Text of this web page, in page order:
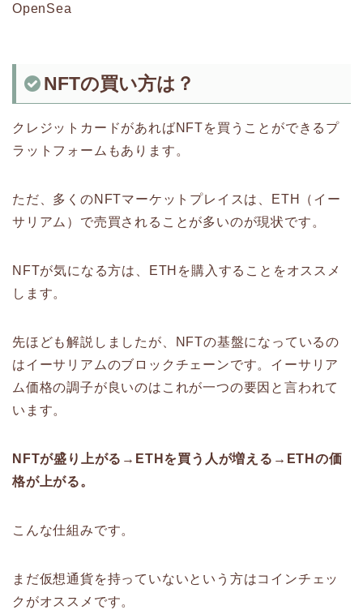
OpenSea
NFTの買い方は？
クレジットカードがあればNFTを買うことができるプ
ラットフォームもあります。
ただ、多くのNFTマーケットプレイスは、ETH（イー
サリアム）で売買されることが多いのが現状です。
NFTが気になる方は、ETHを購入することをオススメ
します。
先ほども解説しましたが、NFTの基盤になっているの
はイーサリアムのブロックチェーンです。イーサリア
ム価格の調子が良いのはこれが一つの要因と言われて
います。
NFTが盛り上がる→ETHを買う人が増える→ETHの価
格が上がる。
こんな仕組みです。
まだ仮想通貨を持っていないという方はコインチェッ
クがオススメです。